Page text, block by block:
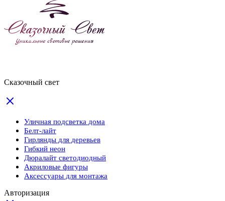
Сказочный свет
Уличная подсветка дома
Белт-лайт
Гирлянды для деревьев
Гибкий неон
Дюралайт светодиодный
Акриловые фигуры
Аксессуары для монтажа
Авторизация